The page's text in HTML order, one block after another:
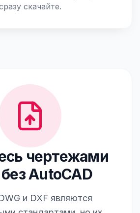
скачайте.
чертежами
AutoCAD
и DXF являются